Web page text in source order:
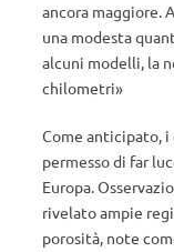
ancora maggiore.
una modesta
alcuni modelli, la
chilometri»
Come anticipato,
permesso di far
Europa.
rivelato ampie
porosità, note